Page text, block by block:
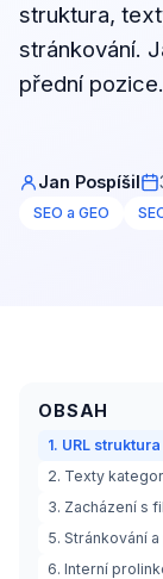
struktura,
stránkování.
přední pozice.
Jan Pospíšil
SEO a GEO
OBSAH
1. URL
2. Texty
3. Zacházení s
5. Stránkování
6. Interní